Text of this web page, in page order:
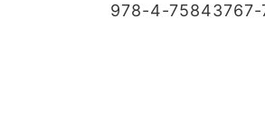
978-4-75843767-